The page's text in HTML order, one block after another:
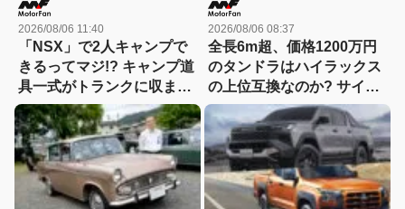
2026/08/06 11:40
「NSX」で2人キャンプで
きるってマジ!? キャンプ道
具一式がトランクに収まっ
た！「シビックRS」なら
車中泊もできる【Hondaキ
ャンプ】
2026/08/06 08:37
全長6m超、価格1200万円
のタンドラはハイラックス
の上位互換なのか? サイ
ズ・装備・走り・価格を徹
底比較して分かった決定的
な違い 【新型ハイラックス
徹底比較】